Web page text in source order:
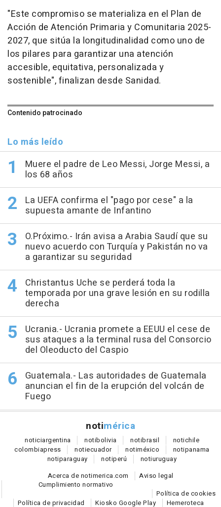
"Este compromiso se materializa en el Plan de
Acción de Atención Primaria y Comunitaria 2025-
2027, que sitúa la longitudinalidad como uno de
los pilares para garantizar una atención
accesible, equitativa, personalizada y
sostenible", finalizan desde Sanidad.
Contenido patrocinado
Lo más leído
Muere el padre de Leo Messi, Jorge Messi, a
los 68 años
La UEFA confirma el "pago por cese" a la
supuesta amante de Infantino
O.Próximo.- Irán avisa a Arabia Saudí que su
nuevo acuerdo con Turquía y Pakistán no va
a garantizar su seguridad
Christantus Uche se perderá toda la
temporada por una grave lesión en su rodilla
derecha
Ucrania.- Ucrania promete a EEUU el cese de
sus ataques a la terminal rusa del Consorcio
del Oleoducto del Caspio
Guatemala.- Las autoridades de Guatemala
anuncian el fin de la erupción del volcán de
Fuego
notimérica
noticiargentina notibolivia notibrasil notichile
colombiapress notiecuador notiméxico notipanama
notiparaguay notiperú notiuruguay
Acerca de notimerica.com
Aviso legal
Cumplimiento normativo
Política de cookies
Política de privacidad
Kiosko Google Play Hemeroteca